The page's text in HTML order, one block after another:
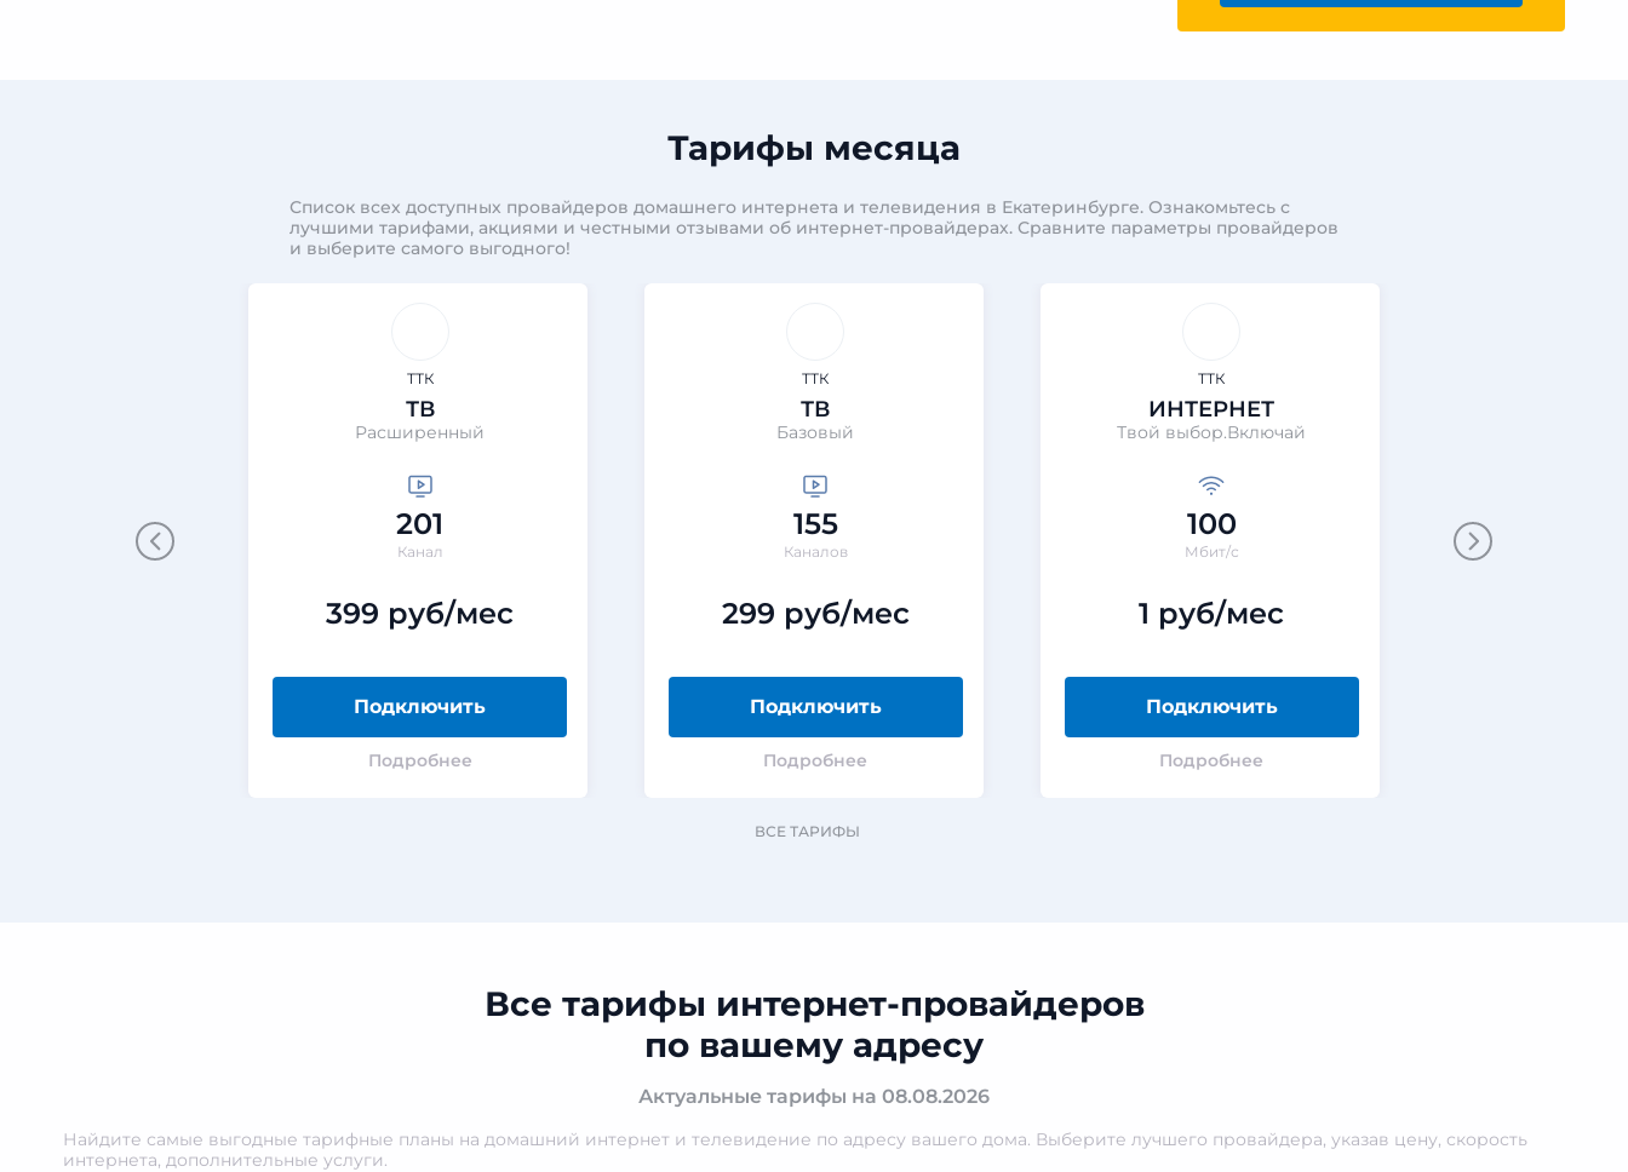
Тарифы месяца
Список всех доступных провайдеров домашнего интернета и телевидения в Екатеринбурге. Ознакомьтесь с
лучшими тарифами, акциями и честными отзывами об интернет-провайдерах. Сравните параметры провайдеров
и выберите самого выгодного!
ТТК
ТВ
Расширенный
201
Канал
399 руб/мес
Подключить
Подробнее
ТТК
ТВ
Базовый
155
Каналов
299 руб/мес
Подключить
Подробнее
ТТК
ИНТЕРНЕТ
Твой выбор.Включай
100
Мбит/с
1 руб/мес
Подключить
Подробнее
ВСЕ ТАРИФЫ
Все тарифы интернет-провайдеров
по вашему адресу
Актуальные тарифы на 08.08.2026
Найдите самые выгодные тарифные планы на домашний интернет и телевидение по адресу вашего дома. Выберите лучшего провайдера, указав цену, скорость
интернета, дополнительные услуги.